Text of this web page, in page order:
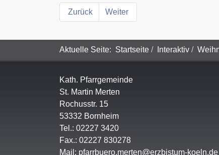
Zurück Weiter
Aktuelle Seite: Startseite Interaktiv
Kath. Pfarrgemeinde
St. Martin Merten
Rochusstr. 15
53332 Bornheim
Tel.: 02227 3420
Fax.: 02227 830278
Mail: pfarrbuero.merten@erzbistum-koeln.de